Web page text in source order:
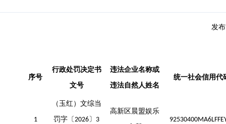
发
序号
行政处罚决定书
文号
违法企业名称或
违法自然人姓名
统一社会信用代
1
（玉红）文综当
罚字〔 2026 〕 3
高新区晨盟娱乐